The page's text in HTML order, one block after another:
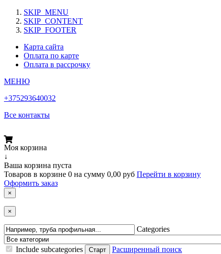
SKIP_MENU
SKIP_CONTENT
SKIP_FOOTER
Карта сайта
Оплата по карте
Оплата в рассрочку
МЕНЮ
+375293640032
Все контакты
Моя корзина
↓
Ваша корзина пуста
Товаров в корзине 0 на сумму 0,00 руб Перейти в корзину
Оформить заказ
×
×
Categories
Include subcategories
Расширенный поиск